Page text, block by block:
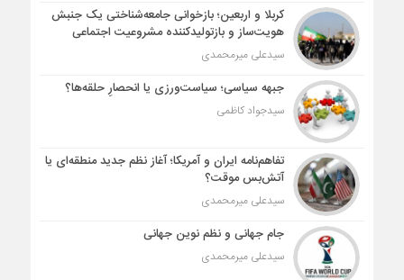
کربلا و اربعین؛ بازخوانی جامعه‌شناختی یک جنبش
هویت‌ساز و بازتولیدکننده مشروعیت اجتماعی
سیدعلی میرمحمدی
جبهه سیاسی؛ سیاست‌ورزی یا انحصارِ حلقه‌ها؟
سیدجواد کاظمی
تفاهم‌نامه ایران و آمریکا؛ آغاز نظم جدید منطقه‌ای یا
آتش‌بس موقت؟
سیدعلی میرمحمدی
جام جهانی و نظم نوین جهانی
سیدعلی میرمحمدی